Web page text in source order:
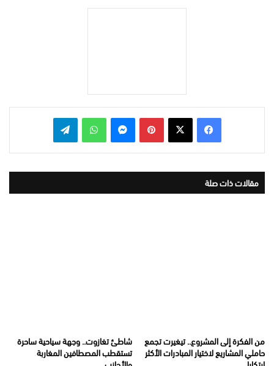
بينتيريست واتساب
مقالات ذات صلة
من الفكرة إلى المشروع.. تيغيرت تجمع
حاملي المشاريع لاختيار المبادرات الأكثر
شاطئ تغازوت.. وجهة سياحية ساحرة
تستقطب المصطافين المغاربة